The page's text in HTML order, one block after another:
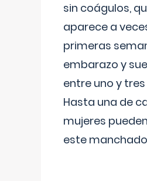
sin coágulos,
aparece a
primeras
embarazo y
entre uno y
Hasta una de
mujeres
este